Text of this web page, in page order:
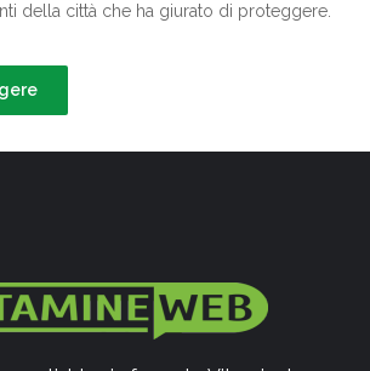
della città che ha giurato di proteggere.